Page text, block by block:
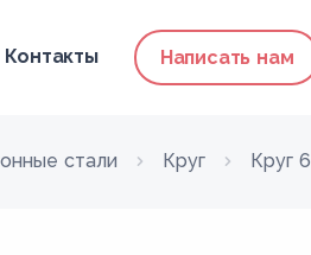
Контакты Написать нам
стали Круг Круг